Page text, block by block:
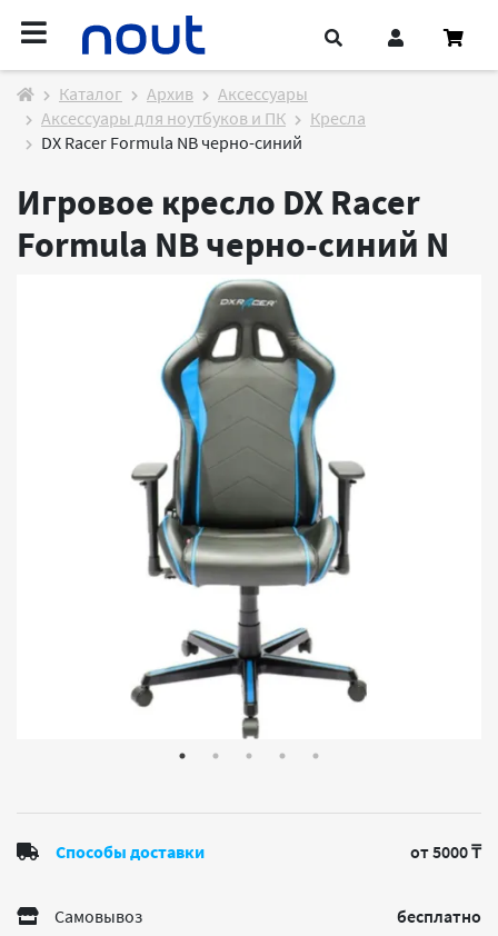
Каталог Архив
Аксессуары
Аксессуары для ноутбуков и ПК
Кресла
DX Racer Formula NB черно-синий
Игровое кресло DX Racer
Formula NB черно-синий N
Способы доставки от 5000 ₸
Самовывоз бесплатно